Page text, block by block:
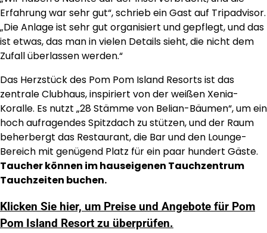
Erfahrung war sehr gut“, schrieb ein Gast auf Tripadvisor.
„Die Anlage ist sehr gut organisiert und gepflegt, und das
ist etwas, das man in vielen Details sieht, die nicht dem
Zufall überlassen werden.“
Das Herzstück des Pom Pom Island Resorts ist das
zentrale Clubhaus, inspiriert von der weißen Xenia-
Koralle. Es nutzt „28 Stämme von Belian-Bäumen“, um ein
hoch aufragendes Spitzdach zu stützen, und der Raum
beherbergt das Restaurant, die Bar und den Lounge-
Bereich mit genügend Platz für ein paar hundert Gäste.
Taucher können im hauseigenen Tauchzentrum
Tauchzeiten buchen.
Klicken Sie hier, um Preise und Angebote für Pom
Pom Island Resort zu überprüfen.